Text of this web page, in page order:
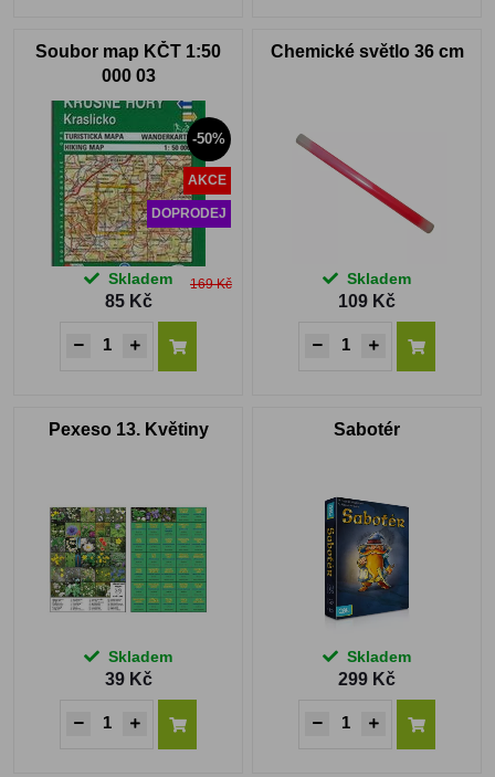
Soubor map KČT 1:50
000 03
-50%
AKCE
DOPRODEJ
Skladem 169 Kč
85 Kč
Chemické světlo 36 cm
Skladem
109 Kč
Pexeso 13. Květiny
Skladem
39 Kč
Sabotér
Skladem
299 Kč